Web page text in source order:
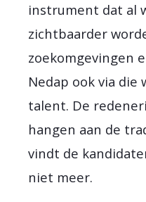
instrument dat al
zichtbaarder
zoekomgevingen
Nedap ook via die
talent. De
hangen aan de
vindt de
niet meer.